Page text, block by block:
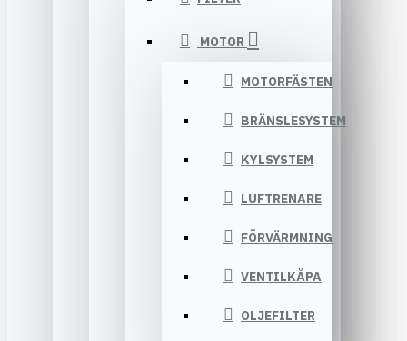
MOTOR
MOTORFÄSTEN
BRÄNSLESYSTEM
KYLSYSTEM
LUFTRENARE
FÖRVÄRMNING
VENTILKÅPA
OLJEFILTER